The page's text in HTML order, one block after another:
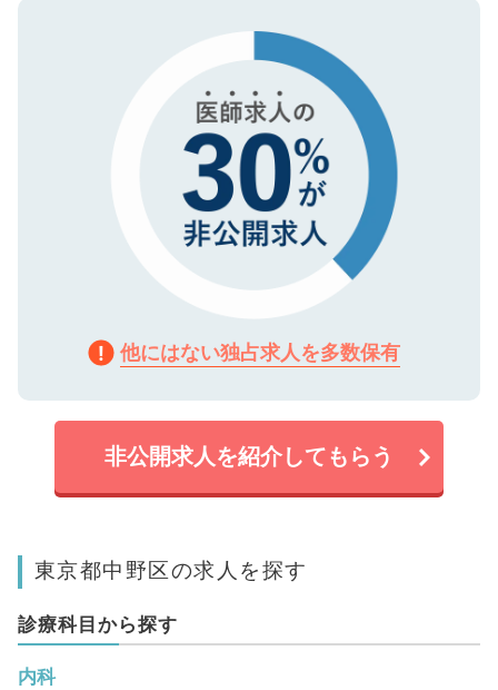
で、機密保持に関してもご安心ください。
他にはない独占求人を多数保有
非公開求人を紹介してもらう
東京都中野区の求人を探す
診療科目から探す
内科